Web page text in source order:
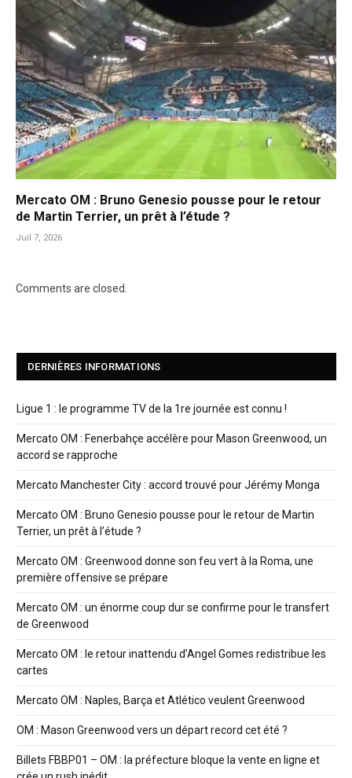
Mercato OM : Bruno Genesio pousse pour le retour
de Martin Terrier, un prêt à l’étude ?
Juil 7, 2026
Comments are closed.
DERNIÈRES INFORMATIONS
Ligue 1 : le programme TV de la 1re journée est connu !
Mercato OM : Fenerbahçe accélère pour Mason Greenwood, un
accord se rapproche
Mercato Manchester City : accord trouvé pour Jérémy Monga
Mercato OM : Bruno Genesio pousse pour le retour de Martin
Terrier, un prêt à l’étude ?
Mercato OM : Greenwood donne son feu vert à la Roma, une
première offensive se prépare
Mercato OM : un énorme coup dur se confirme pour le transfert
de Greenwood
Mercato OM : le retour inattendu d’Angel Gomes redistribue les
cartes
Mercato OM : Naples, Barça et Atlético veulent Greenwood
OM : Mason Greenwood vers un départ record cet été ?
Billets FBBP01 – OM : la préfecture bloque la vente en ligne et